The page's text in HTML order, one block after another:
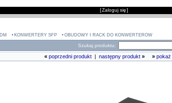
[Zaloguj się]
KONWERTERY SFP OBUDOWY I RACK DO KONWERTERÓW
Szukaj produktu:
« poprzedni produkt następny produkt » » pokaż